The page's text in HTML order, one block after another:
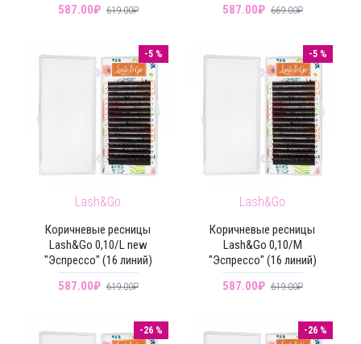
587.00₽ 619.00₽
587.00₽ 669.00₽
-5 %
Lash&Go
Коричневые ресницы
Lash&Go 0,10/L new
"Эспрессо" (16 линий)
587.00₽ 619.00₽
-5 %
Lash&Go
Коричневые ресницы
Lash&Go 0,10/M
"Эспрессо" (16 линий)
587.00₽ 619.00₽
-26 % -26 %